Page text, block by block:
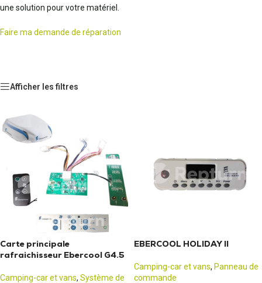
une solution pour votre matériel.
Faire ma demande de réparation
Afficher les filtres
Carte principale
rafraichisseur Ebercool G4.5
Camping-car et vans, Système de
EBERCOOL HOLIDAY II
Camping-car et vans, Panneau de
commande